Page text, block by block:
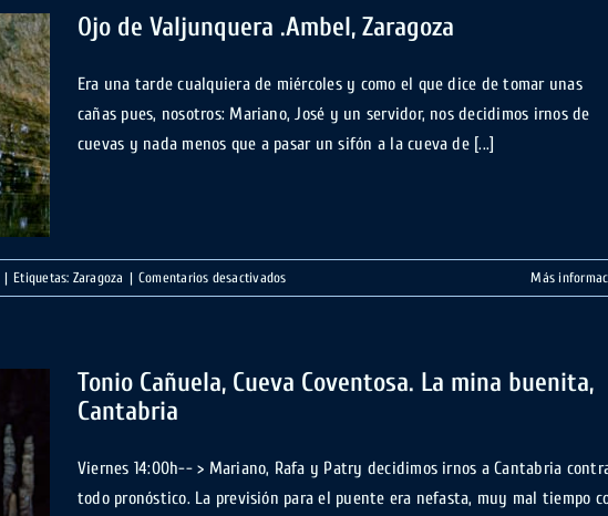
Talamantes,
Zaragoza
Ojo de Valjunquera .Ambel, Zaragoza
Era una tarde cualquiera de miércoles y como el que dice de tomar unas
cañas pues, nosotros: Mariano, José y un servidor, nos decidimos irnos de
cuevas y nada menos que a pasar un sifón a la cueva de [...]
| Etiquetas: Zaragoza | Comentarios desactivadosen
Ojo
.Ambel,
Zaragoza
Más
Tonio Cañuela, Cueva Coventosa. La mina buenita,
Cantabria
Viernes 14:00h-- > Mariano, Rafa y Patry decidimos irnos a Cantabria
todo pronóstico. La previsión para el puente era nefasta, muy mal tiempo